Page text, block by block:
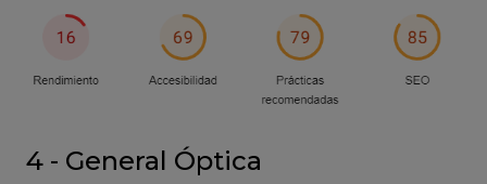
4 - General Óptica